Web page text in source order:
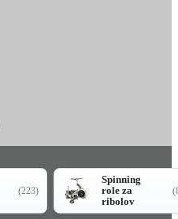
(223)
Spinning
role za
ribolov